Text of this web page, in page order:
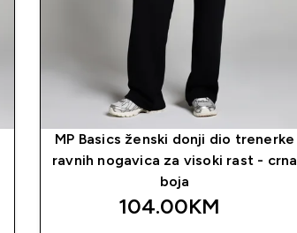
MP Basics ženski donji dio trenerke
ravnih nogavica za visoki rast - crna
boja
104.00KM‎